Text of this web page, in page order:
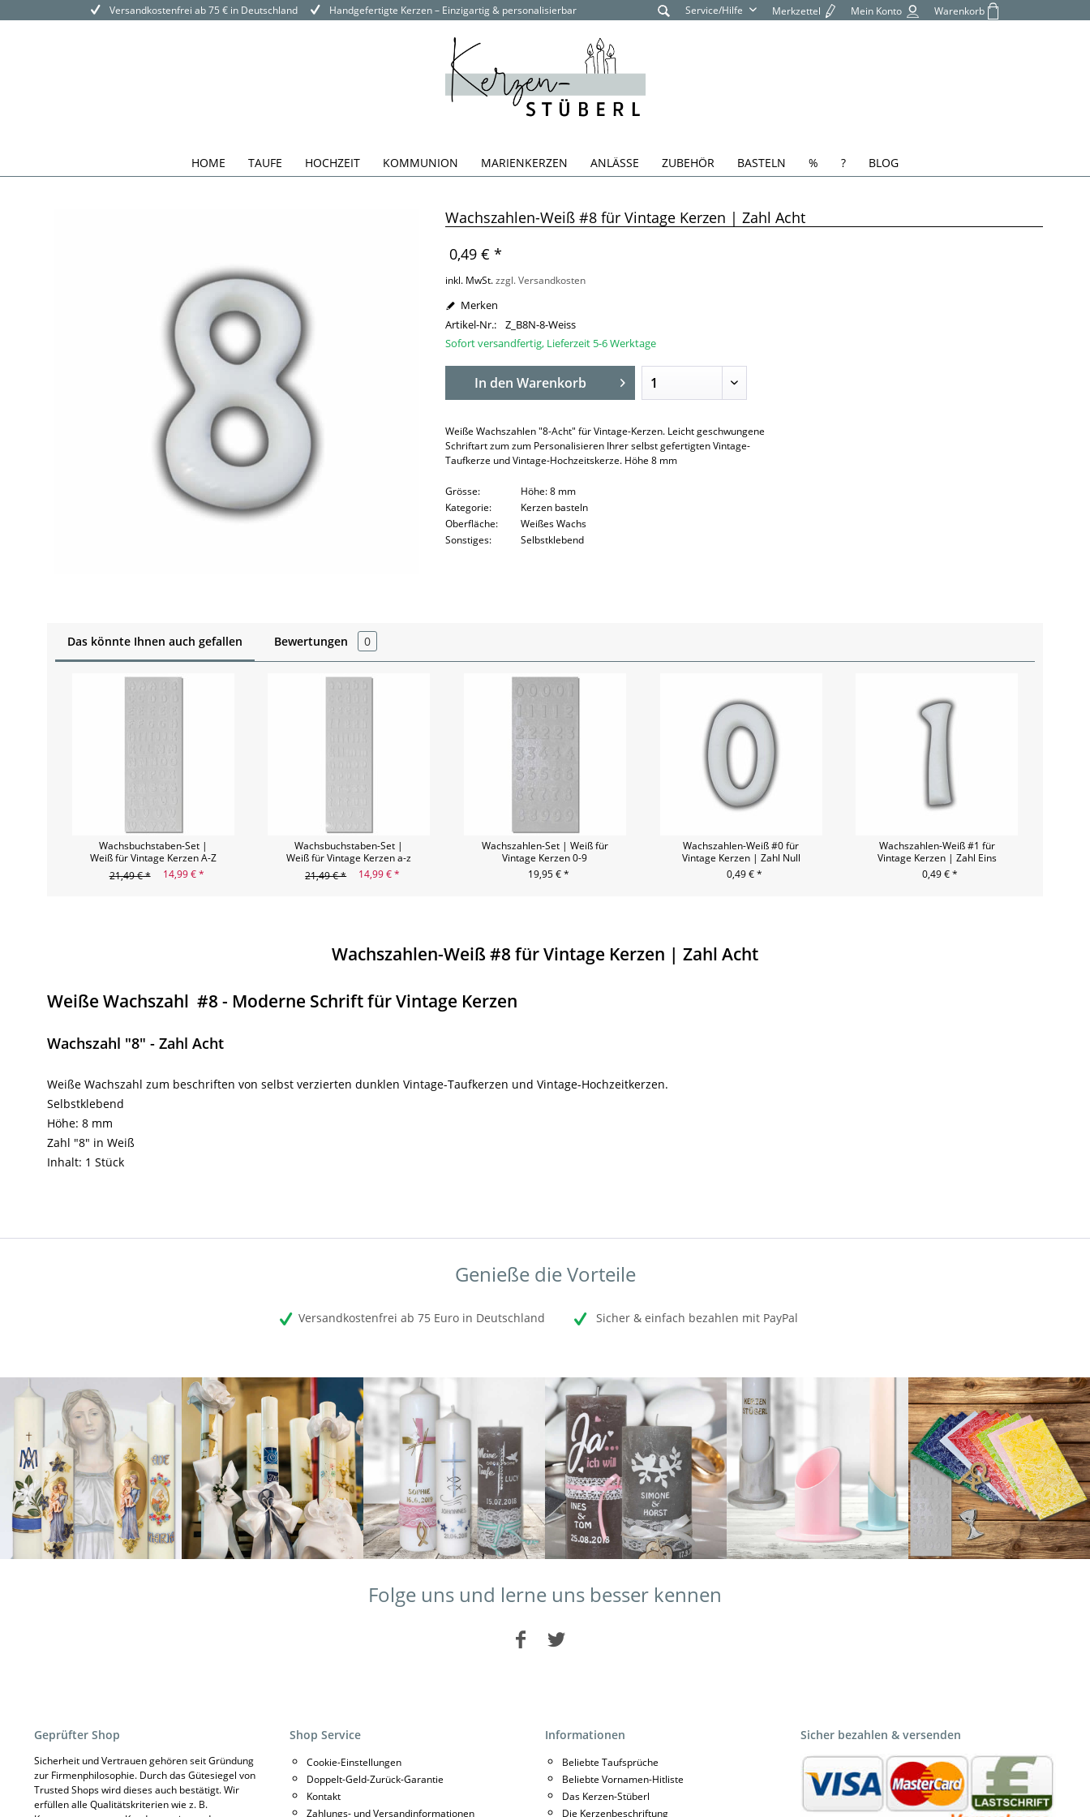
Versandkostenfrei ab 75 € in Deutschland Handgefertigte Kerzen – Einzigartig & personalisierbar Service/Hilfe Merkzettel Mein Konto Warenkorb
HOME TAUFE HOCHZEIT KOMMUNION MARIENKERZEN ANLÄSSE ZUBEHÖR BASTELN % ? BLOG
Wachszahlen-Weiß #8 für Vintage Kerzen | Zahl Acht
0,49 € *
inkl. MwSt.zzgl. Versandkosten
Merken
Artikel-Nr.:
Z_B8N-8-Weiss
Sofort versandfertig, Lieferzeit 5-6 Werktage
In den Warenkorb
Weiße Wachszahlen "8-Acht" für Vintage-Kerzen. Leicht geschwungene
Schriftart zum zum Personalisieren Ihrer selbst gefertigten Vintage-
Taufkerze und Vintage-Hochzeitskerze. Höhe 8 mm
Grösse:
Höhe: 8 mm
Kategorie:
Kerzen basteln
Oberfläche:
Weißes Wachs
Sonstiges:
Selbstklebend
Das könnte Ihnen auch gefallen Bewertungen 0
Wachsbuchstaben-Set |
Weiß für Vintage Kerzen A-Z
21,49 € *
14,99 € *
Wachsbuchstaben-Set |
Weiß für Vintage Kerzen a-z
21,49 € *
14,99 € *
Wachszahlen-Set | Weiß für
Vintage Kerzen 0-9
19,95 € *
Wachszahlen-Weiß #0 für
Vintage Kerzen | Zahl Null
0,49 € *
Wachszahlen-Weiß #1 für
Vintage Kerzen | Zahl Eins
0,49 € *
Wachszahlen-Weiß #8 für Vintage Kerzen | Zahl Acht
Weiße Wachszahl #8 - Moderne Schrift für Vintage Kerzen
Wachszahl "8" - Zahl Acht
Weiße Wachszahl zum beschriften von selbst verzierten dunklen Vintage-Taufkerzen und Vintage-Hochzeitkerzen.
Selbstklebend
Höhe: 8 mm
Zahl "8" in Weiß
Inhalt: 1 Stück
Genieße die Vorteile
Versandkostenfrei ab 75 Euro in Deutschland Sicher & einfach bezahlen mit PayPal
Folge uns und lerne uns besser kennen
Geprüfter Shop
Sicherheit und Vertrauen gehören seit Gründung
zur Firmenphilosophie. Durch das Gütesiegel von
Trusted Shops wird dieses auch bestätigt. Wir
erfüllen alle Qualitätskriterien wie z. B.
Shop Service
Cookie-Einstellungen
Doppelt-Geld-Zurück-Garantie
Kontakt
Zahlungs- und Versandinformationen
Informationen
Beliebte Taufsprüche
Beliebte Vornamen-Hitliste
Das Kerzen-Stüberl
Die Kerzenbeschriftung
Sicher bezahlen & versenden